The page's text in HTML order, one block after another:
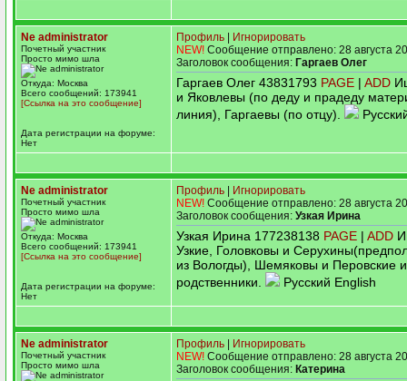
Ne administrator
Почетный участник
Просто мимо шла
Откуда: Москва
Всего сообщений: 173941
[Ссылка на это сообщение]
Дата регистрации на форуме:
Нет
Профиль
Игнорировать
NEW! Сообщение отправлено: 28 августа
Заголовок сообщения: Гаргаев Олег
Гаргаев Олег 43831793 PAGE | ADD
и Яковлевы (по деду и прадеду
линия), Гаргаевы (по отцу).
Ne administrator
Почетный участник
Просто мимо шла
Откуда: Москва
Всего сообщений: 173941
[Ссылка на это сообщение]
Дата регистрации на форуме:
Нет
Профиль
Игнорировать
NEW! Сообщение отправлено: 28 августа
Заголовок сообщения: Узкая Ирина
Узкая Ирина 177238138 PAGE | ADD
Узкие, Головковы и
из Вологды), Шемяковы и Перовские
родственники.
Русский English
Ne administrator
Почетный участник
Просто мимо шла
Профиль
Игнорировать
NEW! Сообщение отправлено: 28 августа
Заголовок сообщения: Катерина